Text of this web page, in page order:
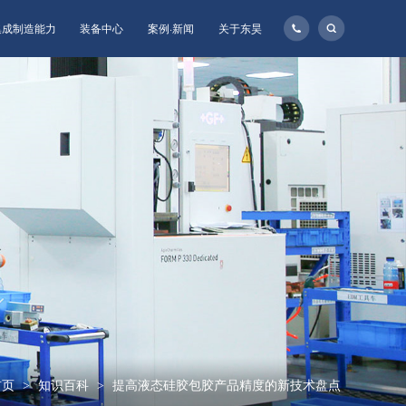
135-
8957
制造能力 装备中心 案例·新闻 关于东昊
页 > 知识百科 > 提高液态硅胶包胶产品精度的新技术盘点